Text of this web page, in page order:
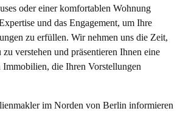
oder einer komfortablen Wohnung
und das Engagement, um Ihre
zu erfüllen. Wir nehmen uns die Zeit,
verstehen und präsentieren Ihnen eine
die Ihren Vorstellungen
im Norden von Berlin informieren